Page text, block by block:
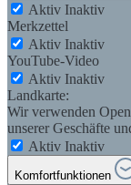
Aktiv Inaktiv
Merkzettel
Aktiv Inaktiv
YouTube-Video
Aktiv Inaktiv
Landkarte:
Wir verwenden
unserer Geschäfte
Aktiv Inaktiv
Komfortfunktionen